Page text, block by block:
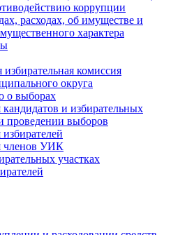
коррупции
расходах, об имуществе и
характера
избирательная комиссия
округа
о выборах
и избирательных
проведении выборов
членов УИК
участках